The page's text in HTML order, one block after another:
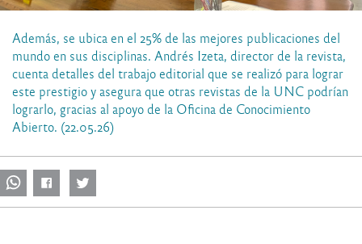
Además, se ubica en el 25% de las mejores publicaciones del
mundo en sus disciplinas. Andrés Izeta, director de la revista,
cuenta detalles del trabajo editorial que se realizó para lograr
este prestigio y asegura que otras revistas de la UNC podrían
lograrlo, gracias al apoyo de la Oficina de Conocimiento
Abierto. (22.05.26)